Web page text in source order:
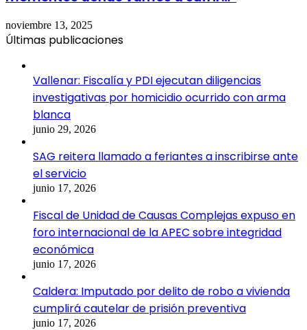
noviembre 13, 2025
Últimas publicaciones
Vallenar: Fiscalía y PDI ejecutan diligencias
investigativas por homicidio ocurrido con arma
blanca
junio 29, 2026
SAG reitera llamado a feriantes a inscribirse ante
el servicio
junio 17, 2026
Fiscal de Unidad de Causas Complejas expuso en
foro internacional de la APEC sobre integridad
económica
junio 17, 2026
Caldera: Imputado por delito de robo a vivienda
cumplirá cautelar de prisión preventiva
junio 17, 2026